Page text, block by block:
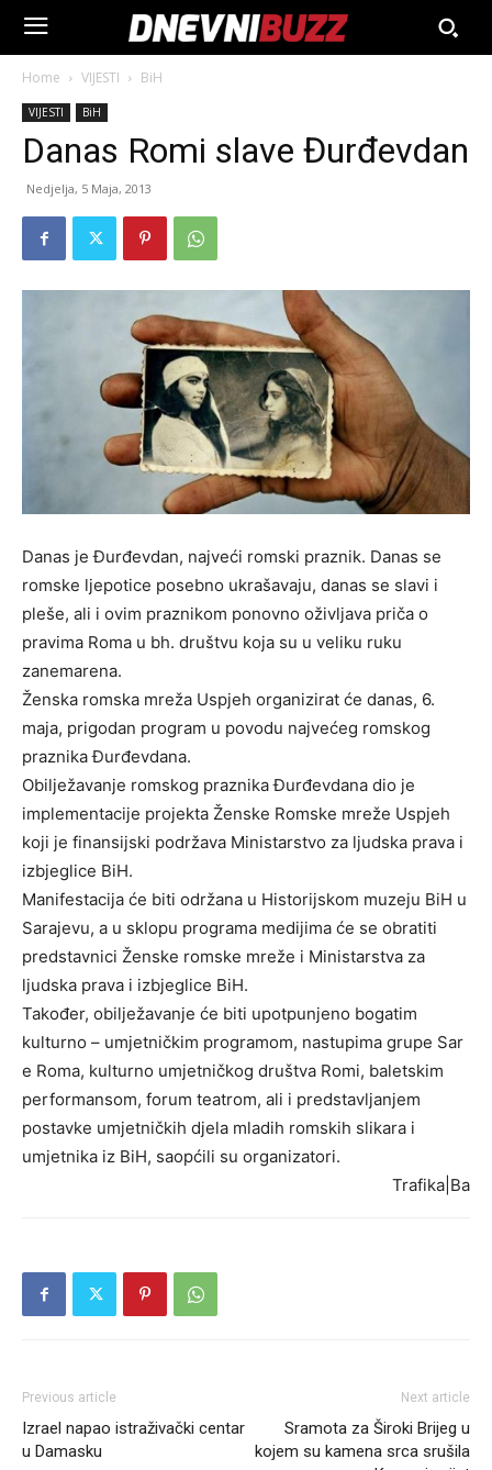
Home VIJESTI BiH
VIJESTI BiH
Danas Romi slave Đurđevdan
Nedjelja, 5 Maja, 2013
Danas je Đurđevdan, najveći romski praznik. Danas se
romske ljepotice posebno ukrašavaju, danas se slavi i
pleše, ali i ovim praznikom ponovno oživljava priča o
pravima Roma u bh. društvu koja su u veliku ruku
zanemarena.
Ženska romska mreža Uspjeh organizirat će danas, 6.
maja, prigodan program u povodu najvećeg romskog
praznika Đurđevdana.
Obilježavanje romskog praznika Đurđevdana dio je
implementacije projekta Ženske Romske mreže Uspjeh
koji je finansijski podržava Ministarstvo za ljudska prava i
izbjeglice BiH.
Manifestacija će biti održana u Historijskom muzeju BiH u
Sarajevu, a u sklopu programa medijima će se obratiti
predstavnici Ženske romske mreže i Ministarstva za
ljudska prava i izbjeglice BiH.
Također, obilježavanje će biti upotpunjeno bogatim
kulturno – umjetničkim programom, nastupima grupe Sar
e Roma, kulturno umjetničkog društva Romi, baletskim
performansom, forum teatrom, ali i predstavljanjem
postavke umjetničkih djela mladih romskih slikara i
umjetnika iz BiH, saopćili su organizatori.
Trafika|Ba
Previous article
Izrael napao istraživački centar
u Damasku
Next article
Sramota za Široki Brijeg u
kojem su kamena srca srušila